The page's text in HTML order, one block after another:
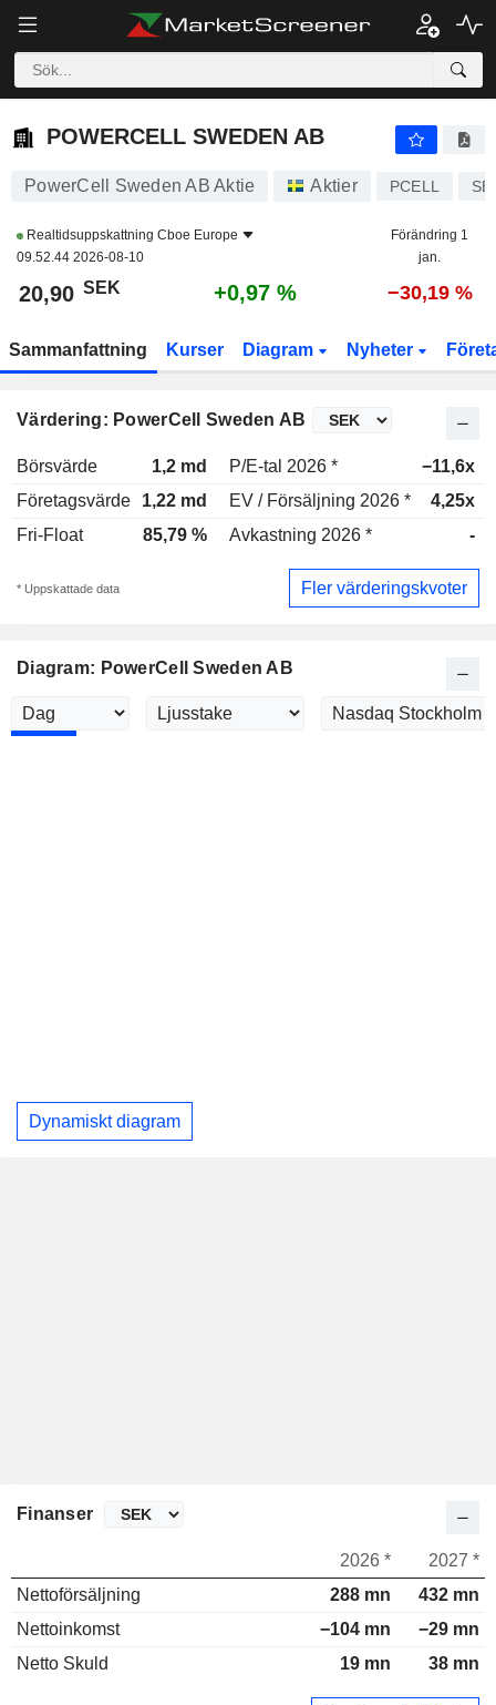
POWERCELL SWEDEN AB
POWERCELL SWEDEN AB
PowerCell Sweden AB Aktie Aktier PCELL
Realtidsuppskattning Cboe Europe
09.52.44 2026-08-10
Förändring 1
jan.
20,90 SEK +0,97 % −30,19 %
Sammanfattning Kurser Diagram Nyheter
Värdering: PowerCell Sweden AB
Börsvärde 1,2 md P/E-tal 2026 *
−11,6x
Företagsvärde
1,22 md EV / Försäljning 2026 *
4,25x
Fri-Float
85,79 % Avkastning 2026 * -
* Uppskattade data Fler värderingskvoter
Diagram: PowerCell Sweden AB
Dynamiskt diagram
Finanser
2026 *
2027 *
Nettoförsäljning
288 mn
432 mn
Nettoinkomst
−104 mn
−29 mn
Netto Skuld
19 mn 38 mn